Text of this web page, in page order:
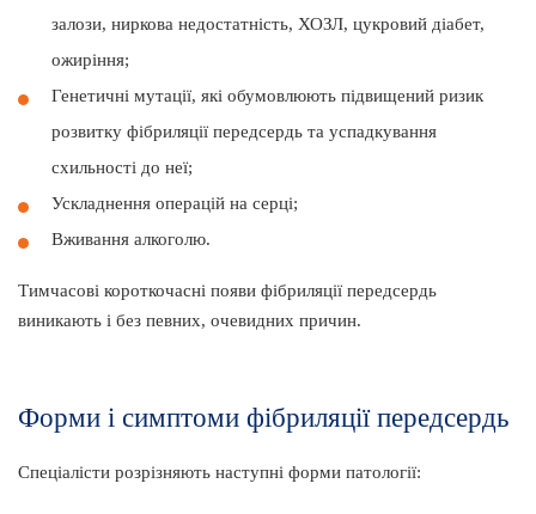
залози, ниркова недостатність, ХОЗЛ, цукровий діабет,
ожиріння;
Генетичні мутації, які обумовлюють підвищений ризик
розвитку фібриляції передсердь та успадкування
схильності до неї;
Ускладнення операцій на серці;
Вживання алкоголю.
Тимчасові короткочасні появи фібриляції передсердь
виникають і без певних, очевидних причин.
Форми і симптоми фібриляції передсердь
Спеціалісти розрізняють наступні форми патології: